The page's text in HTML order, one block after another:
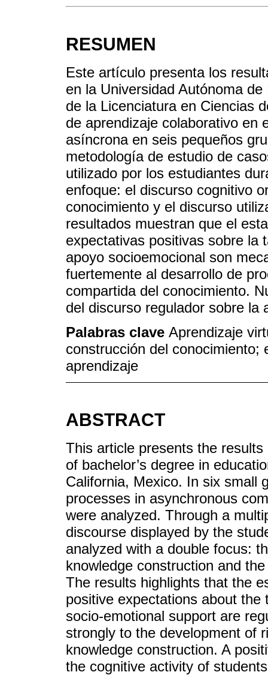
RESUMEN
Este artículo presenta los
en la Universidad Autónoma
de la Licenciatura en Ciencias
de aprendizaje colaborativo en
asíncrona en seis pequeños
metodología de estudio de
utilizado por los estudiantes
enfoque: el discurso cognitivo
conocimiento y el discurso
resultados muestran que el
expectativas positivas sobre la
apoyo socioemocional son
fuertemente al desarrollo de
compartida del conocimiento.
del discurso regulador sobre la
Palabras clave Aprendizaje
construcción del conocimiento;
aprendizaje
ABSTRACT
This article presents the
of bachelor’s degree in
California, Mexico. In six small
processes in asynchronous
were analyzed. Through a
discourse displayed by the
analyzed with a double focus:
knowledge construction and
The results highlights that the
positive expectations about
socio-emotional support are
strongly to the development of
knowledge construction. A
the cognitive activity of